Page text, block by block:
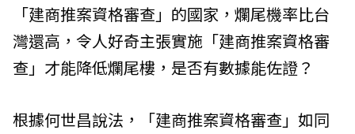
「建商推案資格審查」的國家，爛尾機率比台
灣還高，令人好奇主張實施「建商推案資格審
查」才能降低爛尾樓，是否有數據能佐證？
根據何世昌說法，「建商推案資格審查」如同